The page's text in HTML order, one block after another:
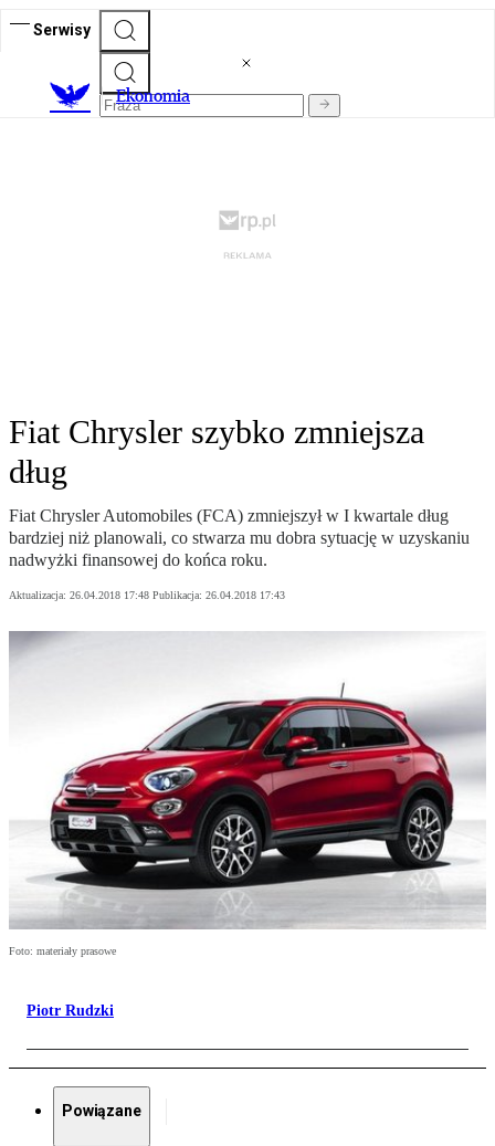
Serwisy
Ekonomia
Fiat Chrysler szybko zmniejsza
dług
Fiat Chrysler Automobiles (FCA) zmniejszył w I kwartale dług
bardziej niż planowali, co stwarza mu dobra sytuację w uzyskaniu
nadwyżki finansowej do końca roku.
Aktualizacja: 26.04.2018 17:48 Publikacja: 26.04.2018 17:43
Foto: materiały prasowe
Piotr Rudzki
Powiązane